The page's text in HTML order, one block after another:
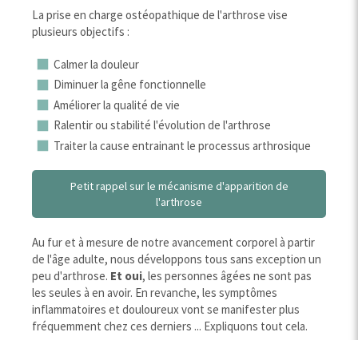
La prise en charge ostéopathique de l'arthrose vise
plusieurs objectifs :
Calmer la douleur
Diminuer la gêne fonctionnelle
Améliorer la qualité de vie
Ralentir ou stabilité l'évolution de l'arthrose
Traiter la cause entrainant le processus arthrosique
Petit rappel sur le mécanisme d'apparition de
l'arthrose
Au fur et à mesure de notre avancement corporel à partir
de l'âge adulte, nous développons tous sans exception un
peu d'arthrose. Et oui, les personnes âgées ne sont pas
les seules à en avoir. En revanche, les symptômes
inflammatoires et douloureux vont se manifester plus
fréquemment chez ces derniers ... Expliquons tout cela.